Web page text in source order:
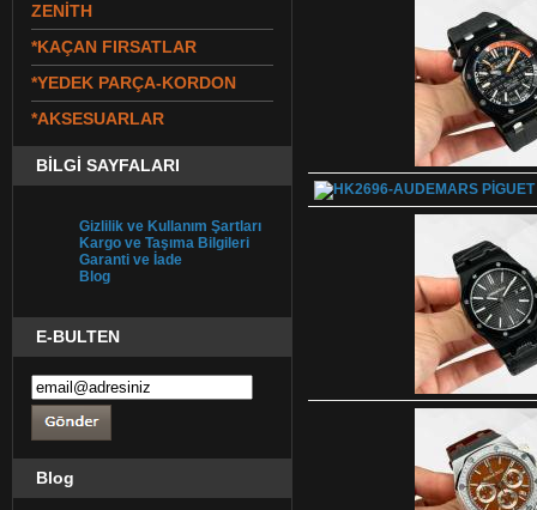
ZENİTH
*KAÇAN FIRSATLAR
*YEDEK PARÇA-KORDON
*AKSESUARLAR
BİLGİ SAYFALARI
Gizlilik ve Kullanım Şartları
Kargo ve Taşıma Bilgileri
Garanti ve İade
Blog
E-BULTEN
Blog